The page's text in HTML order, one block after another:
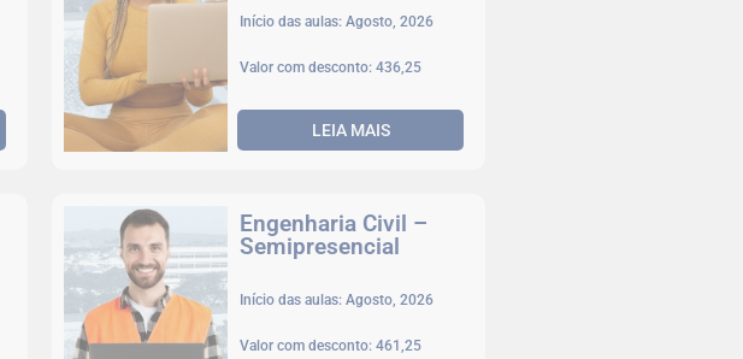
Início das aulas: Agosto, 2026
Valor com desconto: 436,25
LEIA MAIS
Engenharia Civil –
Semipresencial
Início das aulas: Agosto, 2026
Valor com desconto: 461,25